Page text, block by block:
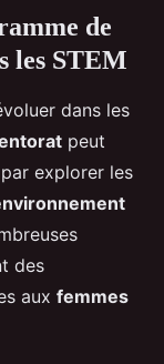
de
les STEM
dans les
peut
explorer les
des
aux femmes